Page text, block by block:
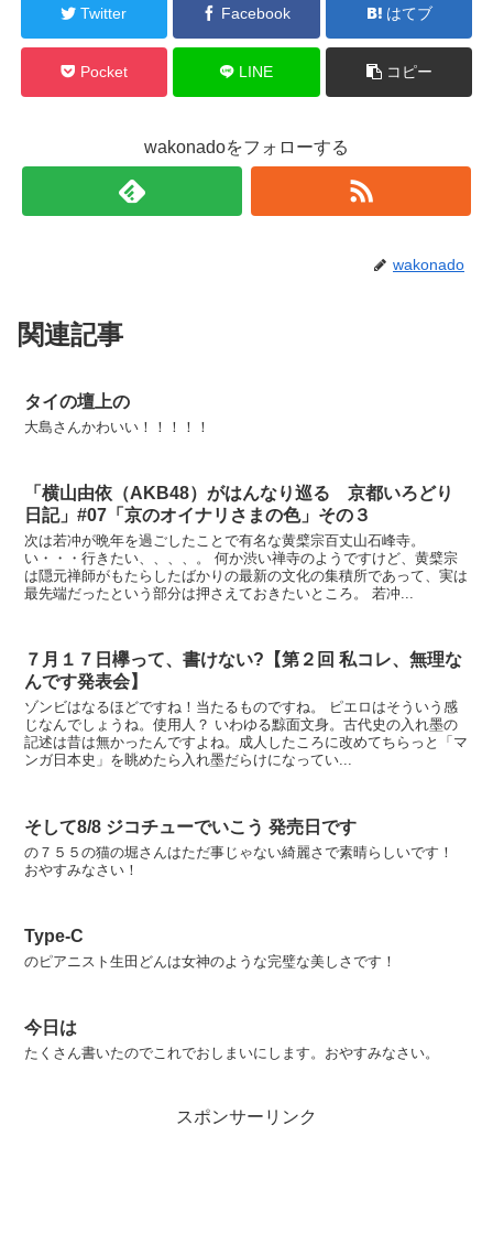
Twitter Facebook はてブ
Pocket LINE コピー
wakonadoをフォローする
wakonado
関連記事
タイの壇上の
大島さんかわいい！！！！！
「横山由依（AKB48）がはんなり巡る 京都いろどり
日記」#07「京のオイナリさまの色」その３
次は若冲が晩年を過ごしたことで有名な黄檗宗百丈山石峰寺。
い・・・行きたい、、、、。 何か渋い禅寺のようですけど、黄檗宗
は隠元禅師がもたらしたばかりの最新の文化の集積所であって、実は
最先端だったという部分は押さえておきたいところ。 若冲...
７月１７日欅って、書けない?【第２回 私コレ、無理な
んです発表会】
ゾンビはなるほどですね！当たるものですね。 ピエロはそういう感
じなんでしょうね。使用人？ いわゆる黥面文身。古代史の入れ墨の
記述は昔は無かったんですよね。成人したころに改めてちらっと「マ
ンガ日本史」を眺めたら入れ墨だらけになってい...
そして8/8 ジコチューでいこう 発売日です
の７５５の猫の堀さんはただ事じゃない綺麗さで素晴らしいです！
おやすみなさい！
Type-C
のピアニスト生田どんは女神のような完璧な美しさです！
今日は
たくさん書いたのでこれでおしまいにします。おやすみなさい。
スポンサーリンク